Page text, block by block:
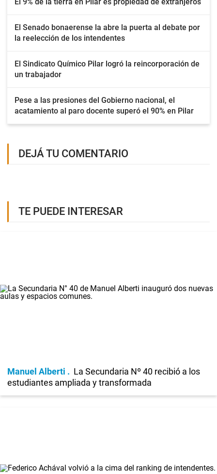
El Senado bonaerense la abre la puerta al debate por
la reelección de los intendentes
El Sindicato Químico Pilar logró la reincorporación de
un trabajador
Pese a las presiones del Gobierno nacional, el
acatamiento al paro docente superó el 90% en Pilar
DEJÁ TU COMENTARIO
TE PUEDE INTERESAR
Manuel Alberti
La Secundaria Nº 40 recibió a los
estudiantes ampliada y transformada